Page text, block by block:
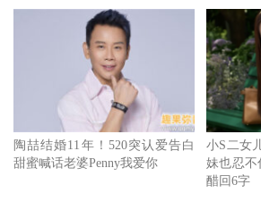
陶喆结婚11年！520突认爱告白
甜蜜喊话老婆Penny我爱你
小S二女
妹也忍不
醋回6字